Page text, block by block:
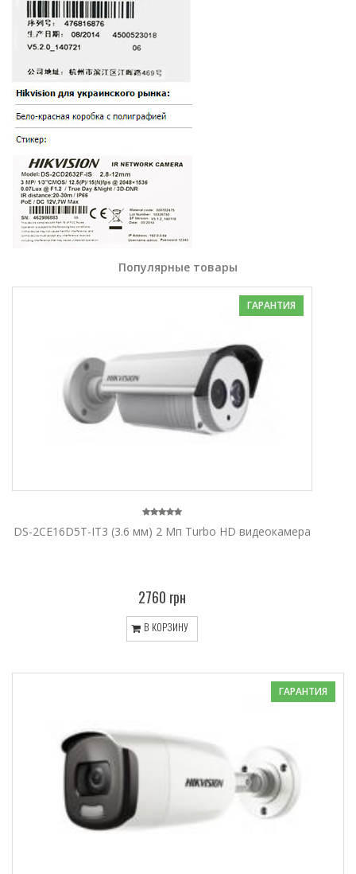
Популярные товары
ГАРАНТИЯ
DS-2CE16D5T-IT3 (3.6 мм) 2 Мп Turbo HD видеокамера
2760 грн
В КОРЗИНУ
ГАРАНТИЯ